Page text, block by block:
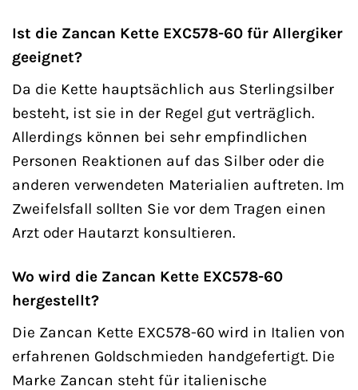
Ist die Zancan Kette EXC578-60 für Allergiker
geeignet?
Da die Kette hauptsächlich aus Sterlingsilber
besteht, ist sie in der Regel gut verträglich.
Allerdings können bei sehr empfindlichen
Personen Reaktionen auf das Silber oder die
anderen verwendeten Materialien auftreten. Im
Zweifelsfall sollten Sie vor dem Tragen einen
Arzt oder Hautarzt konsultieren.
Wo wird die Zancan Kette EXC578-60
hergestellt?
Die Zancan Kette EXC578-60 wird in Italien von
erfahrenen Goldschmieden handgefertigt. Die
Marke Zancan steht für italienische